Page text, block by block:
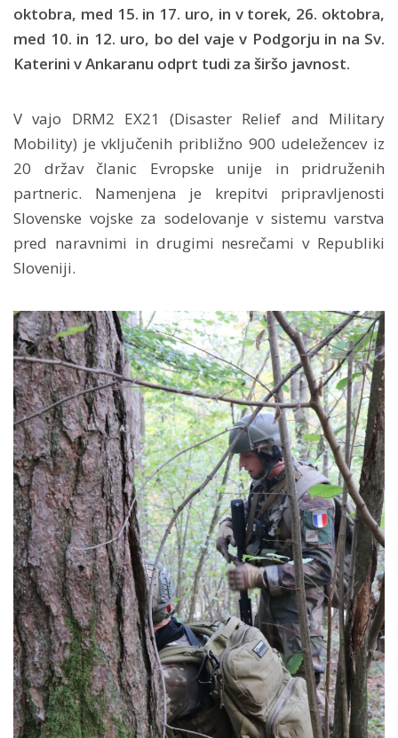
oktobra, med 15. in 17. uro, in v torek, 26. oktobra,
med 10. in 12. uro, bo del vaje v Podgorju in na Sv.
Katerini v Ankaranu odprt tudi za širšo javnost.
V vajo DRM2 EX21 (Disaster Relief and Military
Mobility) je vključenih približno 900 udeležencev iz
20 držav članic Evropske unije in pridruženih
partneric. Namenjena je krepitvi pripravljenosti
Slovenske vojske za sodelovanje v sistemu varstva
pred naravnimi in drugimi nesrečami v Republiki
Sloveniji.